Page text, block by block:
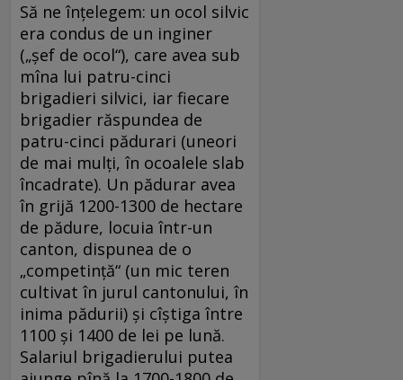
Să ne înțelegem: un ocol silvic
era condus de un inginer
(„șef de ocol“), care avea sub
mîna lui patru-cinci
brigadieri silvici, iar fiecare
brigadier răspundea de
patru-cinci pădurari (uneori
de mai mulți, în ocoalele slab
încadrate). Un pădurar avea
în grijă 1200-1300 de hectare
de pădure, locuia într-un
canton, dispunea de o
„competință“ (un mic teren
cultivat în jurul cantonului, în
inima pădurii) și cîștiga între
1100 și 1400 de lei pe lună.
Salariul brigadierului putea